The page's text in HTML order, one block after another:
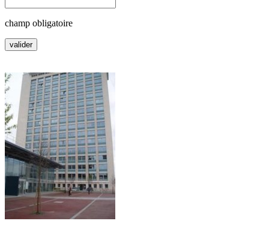
champ obligatoire